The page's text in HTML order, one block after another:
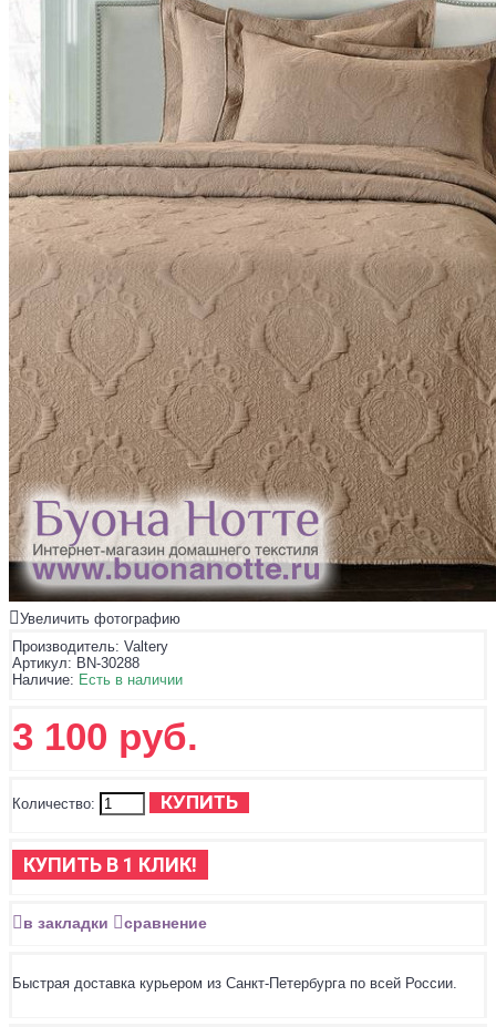
Увеличить фотографию
Производитель: Valtery
Артикул: BN-30288
Наличие: Есть в наличии
3 100 руб.
Количество: КУПИТЬ
КУПИТЬ В 1 КЛИК!
в закладки сравнение
Быстрая доставка курьером из Санкт-Петербурга по всей России.